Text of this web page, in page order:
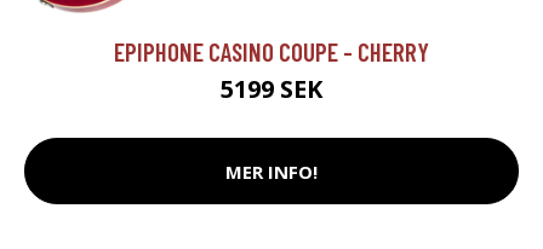
EPIPHONE CASINO COUPE - CHERRY
5199 SEK
MER INFO!